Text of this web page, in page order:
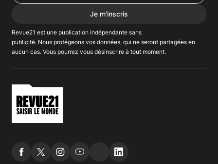
Je m'inscris
Revue21 est une publication indépendante sans
publicité. Nous protégeons vos données, qui ne seront partagées en
aucun cas. Vous pourrez vous désinscrire à tout moment.